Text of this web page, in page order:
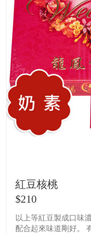
紅豆核桃
$210
以上等紅豆製成口味
配合起來味道剛好。